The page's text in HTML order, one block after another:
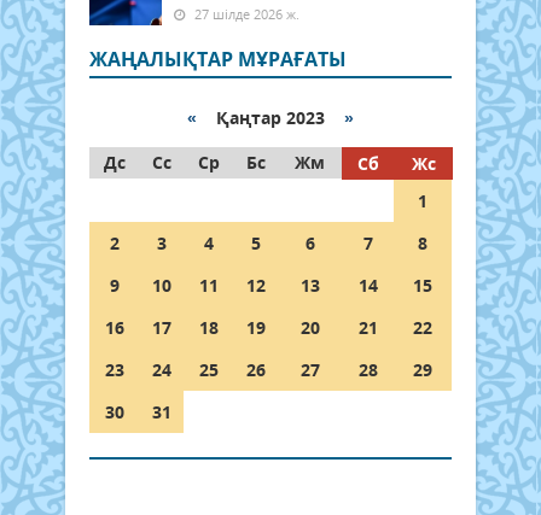
27 шілде 2026 ж.
ЖАҢАЛЫҚТАР МҰРАҒАТЫ
« Қаңтар 2023 »
Дс
Сс Ср Бс Жм Сб
Жс
1
2
3 4 5 6 7
8
9
10 11 12 13 14
15
16
17 18 19 20 21
22
23
24 25 26 27 28
29
30
31